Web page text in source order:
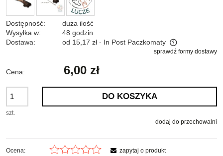
Dostępność:
duża ilość
Wysyłka w:
48 godzin
Dostawa:
od 15,17 zł - In Post Paczkomaty
Cena nie zawiera ewentualnych kosztów płatnościsprawdź formy dostawy
Cena: 6,00 zł
szt.
DO KOSZYKA
dodaj do przechowalni
Ocena:
zapytaj o produkt